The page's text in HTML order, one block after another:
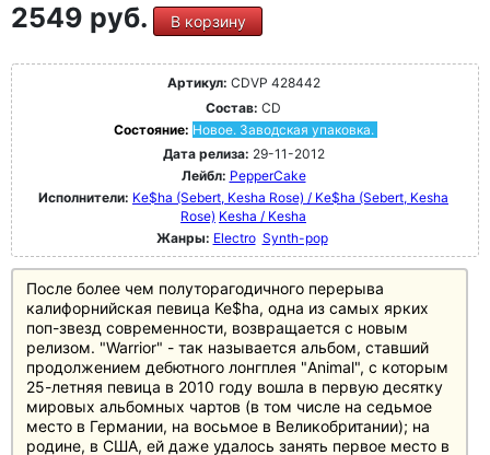
2549 руб. В корзину
Артикул: CDVP 428442
Состав: CD
Состояние: Новое. Заводская упаковка.
Дата релиза: 29-11-2012
Лейбл: PepperCake
Исполнители: Ke$ha (Sebert, Kesha Rose) / Ke$ha (Sebert, Kesha
Rose) Kesha / Kesha
Жанры: Electro Synth-pop
После более чем полуторагодичного перерыва
калифорнийская певица Ke$ha, одна из самых ярких
поп-звезд современности, возвращается с новым
релизом. "Warrior" - так называется альбом, ставший
продолжением дебютного лонгплея "Animal", с которым
25-летняя певица в 2010 году вошла в первую десятку
мировых альбомных чартов (в том числе на седьмое
место в Германии, на восьмое в Великобритании); на
родине, в США, ей даже удалось занять первое место в